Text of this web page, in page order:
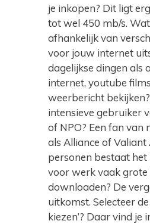
je inkopen? Dit ligt
tot wel 450 mb/s.
afhankelijk van
voor jouw internet
dagelijkse dingen als
internet, youtube
weerbericht
intensieve gebruiker
of NPO? Een fan van
als Alliance of Valiant
personen bestaat het
voor werk vaak grote
downloaden? De
uitkomst. Selecteer
kiezen’? Daar vind je